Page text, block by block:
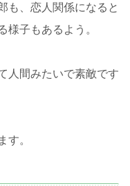
も、恋人関係になると
様子もあるよう。
人間みたいで素敵です
す。